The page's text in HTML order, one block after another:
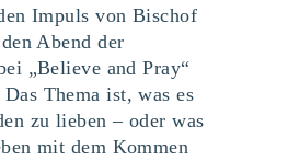
Impuls von Bischof
Abend der
„Believe and Pray“
Thema ist, was es
zu lieben – oder was
mit dem Kommen